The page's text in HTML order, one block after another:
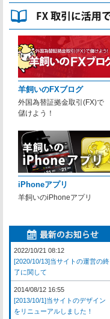
羊飼いのFXブログ
外国為替証拠金取引(FX)で
儲けよう！
iPhoneアプリ
羊飼いのiPhoneアプリ
2022/10/21 08:12
[2020/10/13]当サイトの運営の終
了に関して
2014/08/12 16:55
[2013/10/1]当サイトのデザイン
をリニューアルしました！